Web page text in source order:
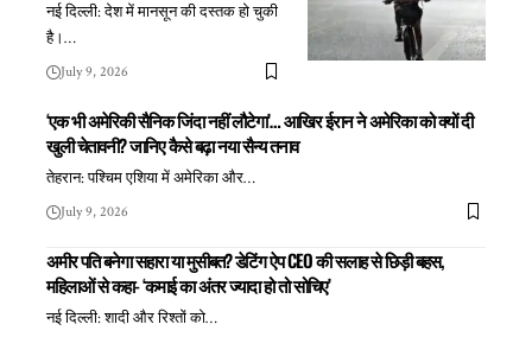
नई दिल्ली: देश में मानसून की दस्तक हो चुकी
है।…
July 9, 2026
‘एक भी अमेरिकी सैनिक जिंदा नहीं लौटेगा’… आखिर ईरान ने अमेरिका को क्यों दी
खुली चेतावनी? जानिए कैसे बढ़ा नया सैन्य तनाव
तेहरान: पश्चिम एशिया में अमेरिका और…
July 9, 2026
अमीर पति बनेगा सहारा या मुसीबत? डेटिंग ऐप CEO की सलाह से छिड़ी बहस,
महिलाओं से कहा- ‘कमाई का अंतर ज्यादा हो तो सोचिए’
नई दिल्ली: शादी और रिश्तों को…